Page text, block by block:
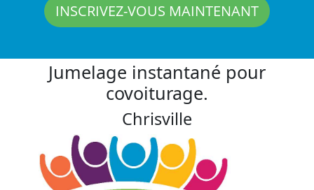
INSCRIVEZ-VOUS MAINTENANT
Jumelage instantané pour
covoiturage.
Chrisville